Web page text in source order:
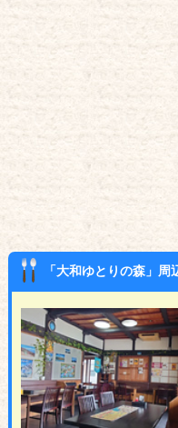
「大和ゆとりの森」周